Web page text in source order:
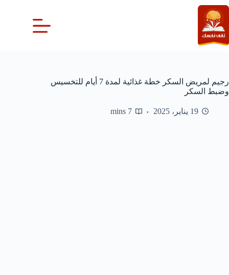
التجاوز
إلى
المحتوى
رجيم لمريض السكر خطة غذائية لمدة 7 أيام للتخسيس
وضبط السكر
19 يناير، 2025 7 mins